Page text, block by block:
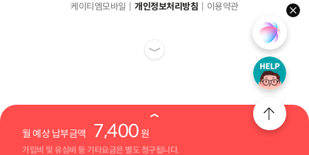
월 예상 납부금액 7,400원
가입비 및 유심비 등 기타요금은 별도 청구됩니다.
케이티엠모바일 개인정보처리방침 이용약관 help